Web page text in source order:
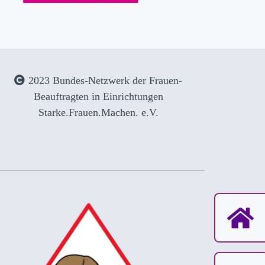
2023 Bundes-Netzwerk der Frauen-
Beauftragten in Einrichtungen
Starke.Frauen.Machen. e.V.